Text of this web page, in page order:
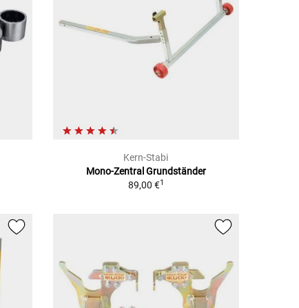
Kern-Stabi
Mono-Zentral Grundständer
89,00 €1